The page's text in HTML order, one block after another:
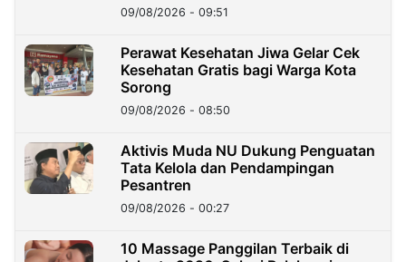
09/08/2026 - 09:51
Perawat Kesehatan Jiwa Gelar Cek
Kesehatan Gratis bagi Warga Kota
Sorong
09/08/2026 - 08:50
Aktivis Muda NU Dukung Penguatan
Tata Kelola dan Pendampingan
Pesantren
09/08/2026 - 00:27
10 Massage Panggilan Terbaik di